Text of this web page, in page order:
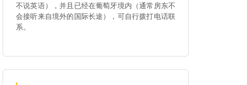
不说英语），并且已经在葡萄牙境内（通常房东不
会接听来自境外的国际长途），可自行拨打电话联
系。